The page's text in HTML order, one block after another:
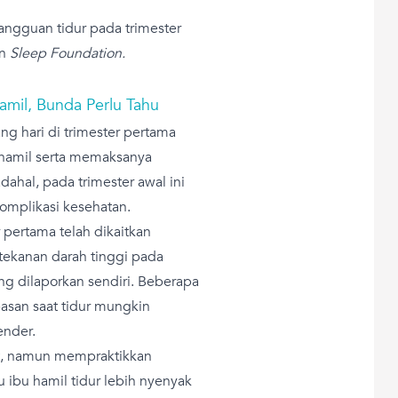
tidur pada trimester
Sleep Foundation.
Bunda Perlu Tahu
hari di trimester pertama
serta memaksanya
pada trimester awal ini
kesehatan.
telah dikaitkan
darah tinggi pada
dilaporkan sendiri. Beberapa
saat tidur mungkin
namun mempraktikkan
ibu hamil tidur lebih nyenyak